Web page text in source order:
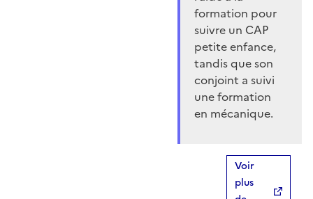
formation pour
suivre un CAP
petite enfance,
tandis que son
conjoint a suivi
une formation
en mécanique.
Voir
plus